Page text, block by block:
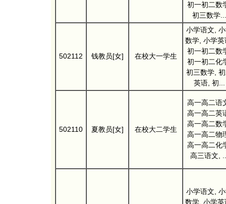
初一初二数
初三数学...
502112 钱教员[女] 在校大一学生
小学语文,
数学, 小学英
初一初二数
初一初二化
初三数学,
英语, 初...
502110 夏教员[女] 在校大二学生
高一高二语
高一高二英
高一高二数
高一高二物
高一高二化
高三语文,
小学语文,
数学, 小学英